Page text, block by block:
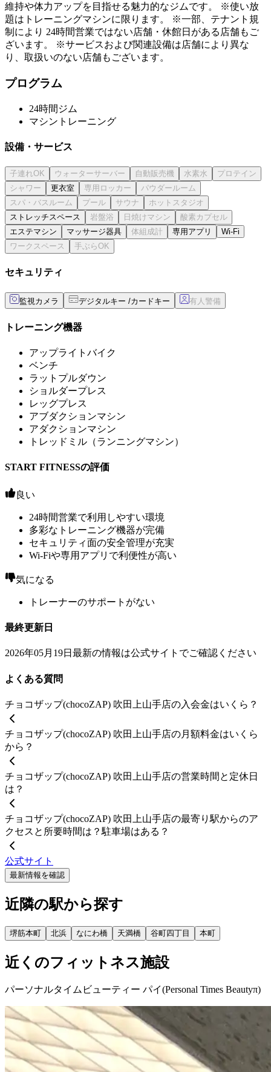
維持や体力アップを目指せる魅力的なジムです。 ※使い放
題はトレーニングマシンに限ります。 ※一部、テナント規
制により 24時間営業ではない店舗・休館日がある店舗もご
ざいます。 ※サービスおよび関連設備は店舗により異な
り、取扱いのない店舗もございます。
プログラム
24時間ジム
マシントレーニング
設備・サービス
更衣室
ストレッチスペース
エステマシン
マッサージ器具 専用アプリ Wi-Fi
セキュリティ
監視カメラ デジタルキー /カードキー
トレーニング機器
アップライトバイク
ベンチ
ラットプルダウン
ショルダープレス
レッグプレス
アブダクションマシン
アダクションマシン
トレッドミル（ランニングマシン）
START FITNESSの評価
良い
24時間営業で利用しやすい環境
多彩なトレーニング機器が完備
セキュリティ面の安全管理が充実
Wi-Fiや専用アプリで利便性が高い
気になる
トレーナーのサポートがない
最終更新日
2026年05月19日 最新の情報は公式サイトでご確認ください
よくある質問
チョコザップ(chocoZAP) 吹田上山手店の入会金はいくら？
チョコザップ(chocoZAP) 吹田上山手店の月額料金はいくら
から？
チョコザップ(chocoZAP) 吹田上山手店の営業時間と定休日
は？
チョコザップ(chocoZAP) 吹田上山手店の最寄り駅からのア
クセスと所要時間は？駐車場はある？
公式サイト
最新情報を確認
近隣の駅から探す
堺筋本町 北浜 なにわ橋 天満橋 谷町四丁目 本町
近くのフィットネス施設
パーソナルタイムビューティー パイ(Personal Times Beautyπ)